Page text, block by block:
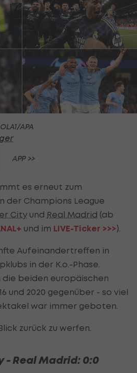
APA
APP >>
es erneut zum
der Champions League
City und Real Madrid (ab
und im LIVE-Ticker >>>).
Aufeinandertreffen in
in der K.o.-Phase.
die beiden europäischen
und 2020 gegenüber - so viel
war immer geboten.
zurück zu werfen.
- Real Madrid: 0:0